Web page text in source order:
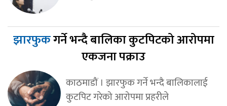
झारफुकगर्ने भन्दै बालिका कुटपिटको आरोपमा
एकजना पक्राउ
काठमाडौं । झारफुक गर्ने भन्दै बालिकालाई
कुटपिट गरेको आरोपमा प्रहरीले